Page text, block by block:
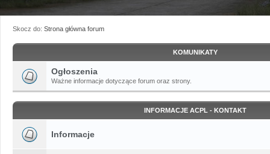
Skocz do: Strona główna forum
KOMUNIKATY
Ogłoszenia
Ważne informacje dotyczące forum oraz strony.
INFORMACJE ACPL - KONTAKT
Informacje